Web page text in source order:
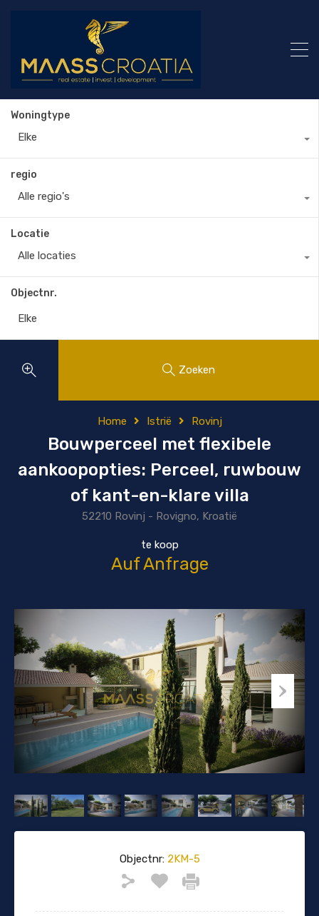
Woningtype
Elke
regio
Alle regio's
Locatie
Alle locaties
Objectnr.
Zoeken
Home Istrië Rovinj
Bouwperceel met flexibele
aankoopopties: Perceel, ruwbouw
of kant-en-klare villa
52210 Rovinj - Rovigno, Kroatië
te koop
Auf Anfrage
Objectnr:2KM-5